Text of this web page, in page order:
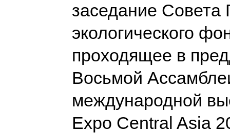
заседание Совета
экологического
проходящее в
Восьмой
международной
Expo Central Asia